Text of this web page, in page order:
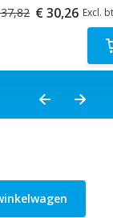
€ 30,26 Excl.